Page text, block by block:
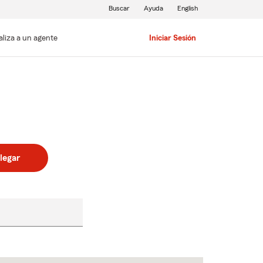
a un agente Iniciar Sesión
Buscar Ayuda English